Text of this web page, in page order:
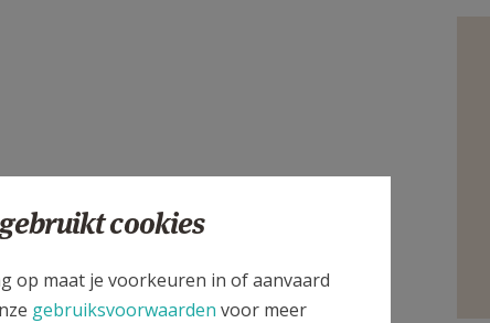
cookies
op maat je voorkeuren in of aanvaard
gebruiksvoorwaarden voor meer